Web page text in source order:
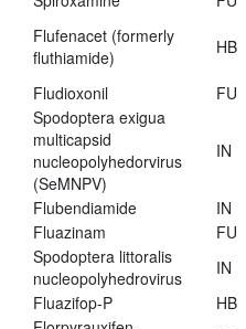
Flufenacet (formerly
fluthiamide)
HB
Fludioxonil
FU
Spodoptera exigua
multicapsid
nucleopolyhedorvirus
(SeMNPV)
IN
Flubendiamide IN
Fluazinam
FU
Spodoptera littoralis
nucleopolyhedrovirus
IN
Fluazifop-P
HB